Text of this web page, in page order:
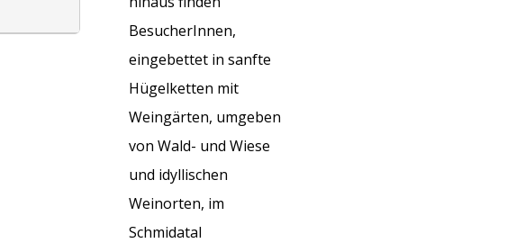
BesucherInnen,
eingebettet in sanfte
Hügelketten mit
Weingärten, umgeben
von Wald- und Wiese
und idyllischen
Weinorten, im
Schmidatal